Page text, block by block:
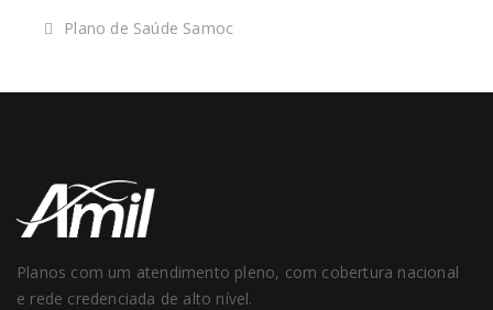
Plano de Saúde Samoc
Planos com um atendimento pleno, com cobertura nacional
e rede credenciada de alto nível.